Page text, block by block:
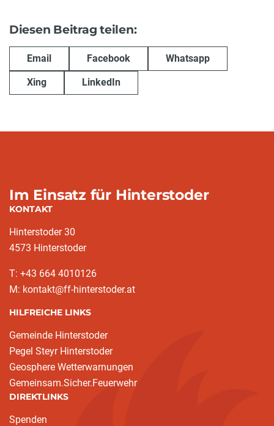
Diesen Beitrag teilen:
Email Facebook Whatsapp
Xing LinkedIn
Im Einsatz für Hinterstoder
KONTAKT
Hinterstoder 30
4573 Hinterstoder
T: +43 664 4010126
M: kontakt@ff-hinterstoder.at
HILFREICHE LINKS
Gemeinde Hinterstoder
Pegel Steyr Hinterstoder
Geosphere Wetterwarnungen
Gemeinsam.Sicher.Feuerwehr
DIREKTLINKS
Spenden